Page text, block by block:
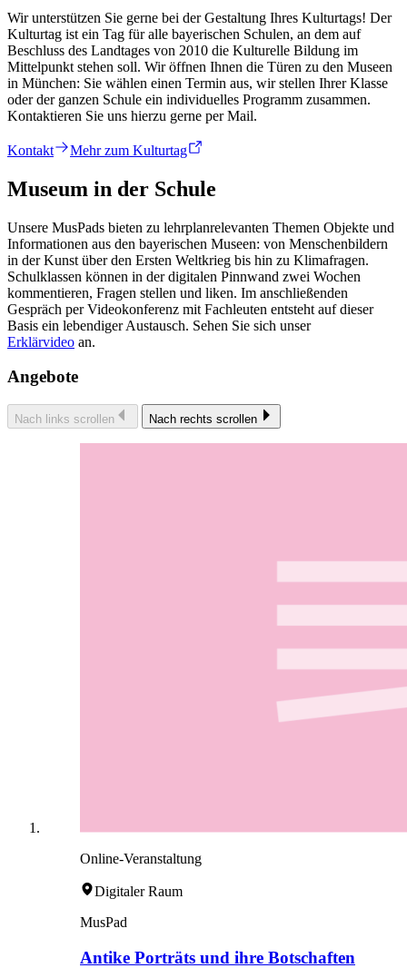
Wir unterstützen Sie gerne bei der Gestaltung Ihres Kulturtags! Der
Kulturtag ist ein Tag für alle bayerischen Schulen, an dem auf
Beschluss des Landtages von 2010 die Kulturelle Bildung im
Mittelpunkt stehen soll. Wir öffnen Ihnen die Türen zu den Museen
in München: Sie wählen einen Termin aus, wir stellen Ihrer Klasse
oder der ganzen Schule ein individuelles Programm zusammen.
Kontaktieren Sie uns hierzu gerne per Mail.
Kontakt Mehr zum Kulturtag
Museum in der Schule
Unsere MusPads bieten zu lehrplanrelevanten Themen Objekte und
Informationen aus den bayerischen Museen: von Menschenbildern
in der Kunst über den Ersten Weltkrieg bis hin zu Klimafragen.
Schulklassen können in der digitalen Pinnwand zwei Wochen
kommentieren, Fragen stellen und liken. Im anschließenden
Gespräch per Videokonferenz mit Fachleuten entsteht auf dieser
Basis ein lebendiger Austausch. Sehen Sie sich unser
Erklärvideo an.
Angebote
Nach links scrollen Nach rechts scrollen
Online-Veranstaltung
Digitaler Raum
MusPad
Antike Porträts und ihre Botschaften